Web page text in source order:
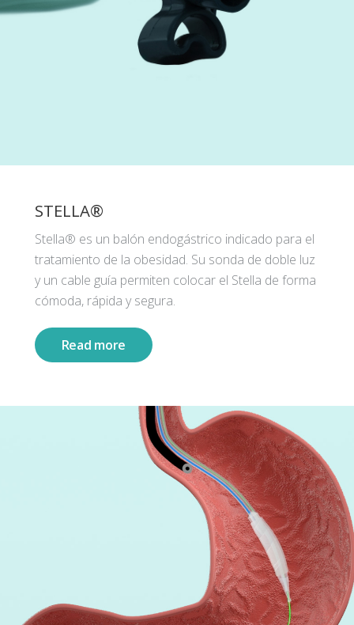
STELLA®
Stella® es un balón endogástrico indicado para el
tratamiento de la obesidad. Su sonda de doble luz
y un cable guía permiten colocar el Stella de forma
cómoda, rápida y segura.
Read more